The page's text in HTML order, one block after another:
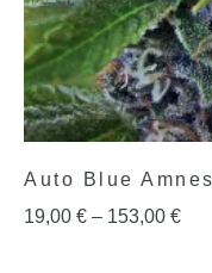
Auto Blue
19,00 € – 153,00 €